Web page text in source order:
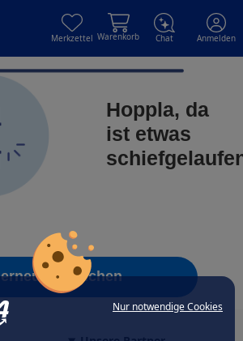
Nur notwendige Cookies
Merkzettel Warenkorb Chat Anmelden
Hoppla, da
ist etwas
erneut versuchen